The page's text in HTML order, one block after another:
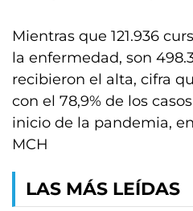
Mientras que 121.936
la enfermedad, son
recibieron el alta, cifra
con el 78,9% de los
inicio de la pandemia,
MCH
LAS MÁS LEÍDAS